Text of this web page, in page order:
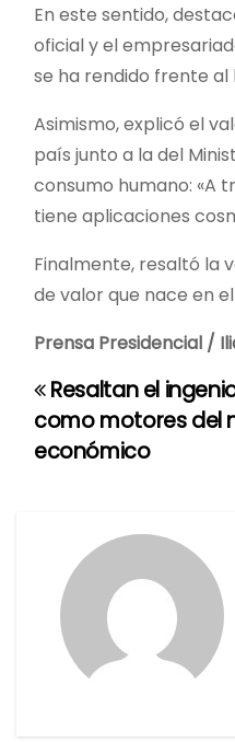
En este sentido,
oficial y el
se ha rendido frente al
Asimismo, explicó el
país junto a la del
consumo humano: «A
tiene aplicaciones
Finalmente, resaltó la
de valor que nace en
Prensa Presidencial /
N
a
Resaltan el
como motores del
económico